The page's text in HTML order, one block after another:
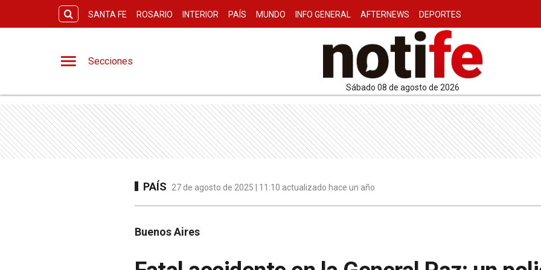
SANTA FE ROSARIO INTERIOR PAÍS MUNDO INFO GENERAL AFTERNEWS DEPORTES
Secciones
sábado 08 de agosto de 2026
PAÍS 27 de agosto de 2025 | 11:10 actualizado hace un año
Buenos Aires